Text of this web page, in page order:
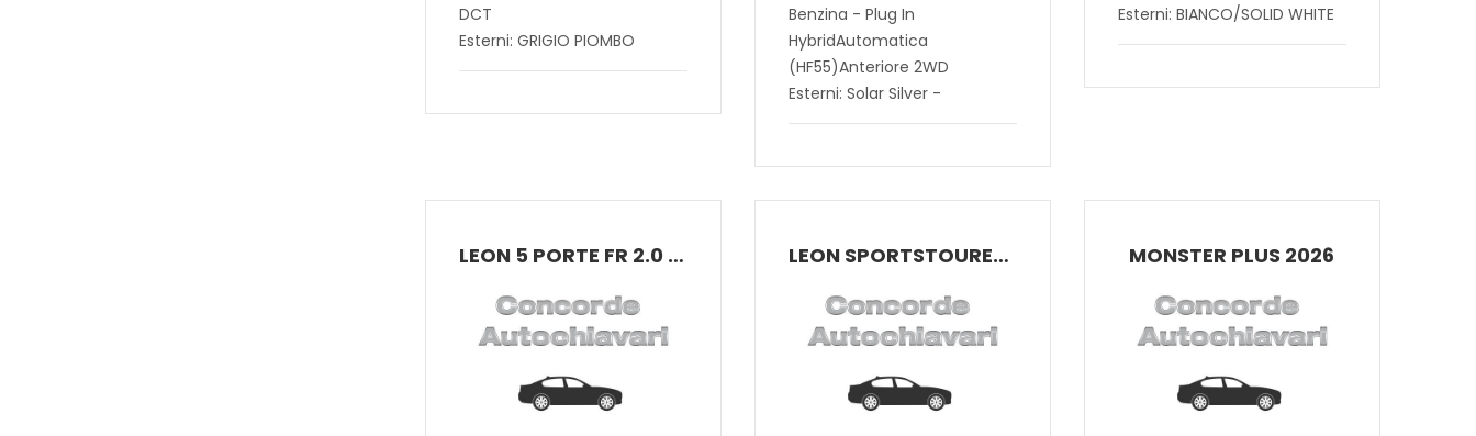
DCT
Esterni: GRIGIO PIOMBO
Benzina - Plug In
HybridAutomatica
(HF55)Anteriore 2WD
Esterni: Solar Silver -
Esterni: BIANCO/SOLID WHITE
LEON 5 PORTE FR 2.0 TDI 110 KW (150 CV) DIESEL DSG 7 MARCE 2WD LEON SPORTSTOURER FR 2.0 TDI 110 KW (150 CV) DIESEL DSG 7 MARCE 2WD MONSTER PLUS 2026